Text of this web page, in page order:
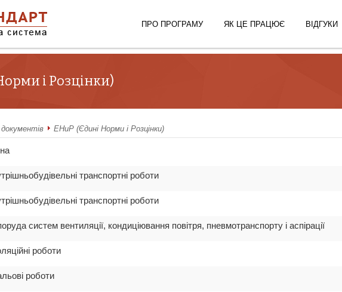
ПРО ПРОГРАМУ ЯК ЦЕ ПРАЦЮЄ ВІДГУКИ
і Розцінки)
ЕНиР (Єдині Норми і Розцінки)
транспортні роботи
транспортні роботи
систем вентиляції, кондиціювання повітря, пневмотранспорту і аспірації
роботи
роботи